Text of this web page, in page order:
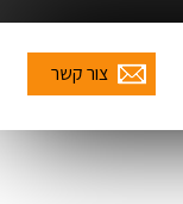
צור קשר